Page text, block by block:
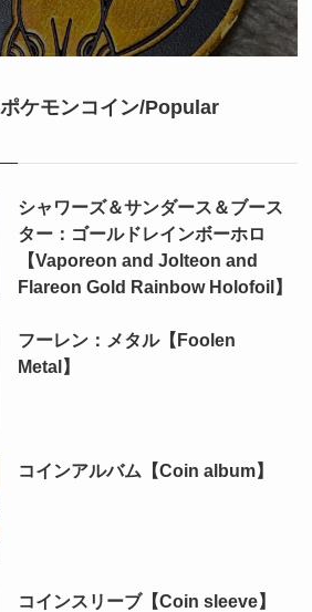
ケモンコイン/Popular
シャワーズ＆サンダース＆ブース
ター：ゴールドレインボーホロ
【Vaporeon and Jolteon and
Flareon Gold Rainbow Holofoil】
フーレン：メタル【Foolen
Metal】
コインアルバム【Coin album】
コインスリーブ【Coin sleeve】